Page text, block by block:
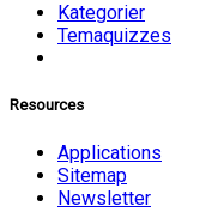
Kategorier
Temaquizzes
Resources
Applications
Sitemap
Newsletter